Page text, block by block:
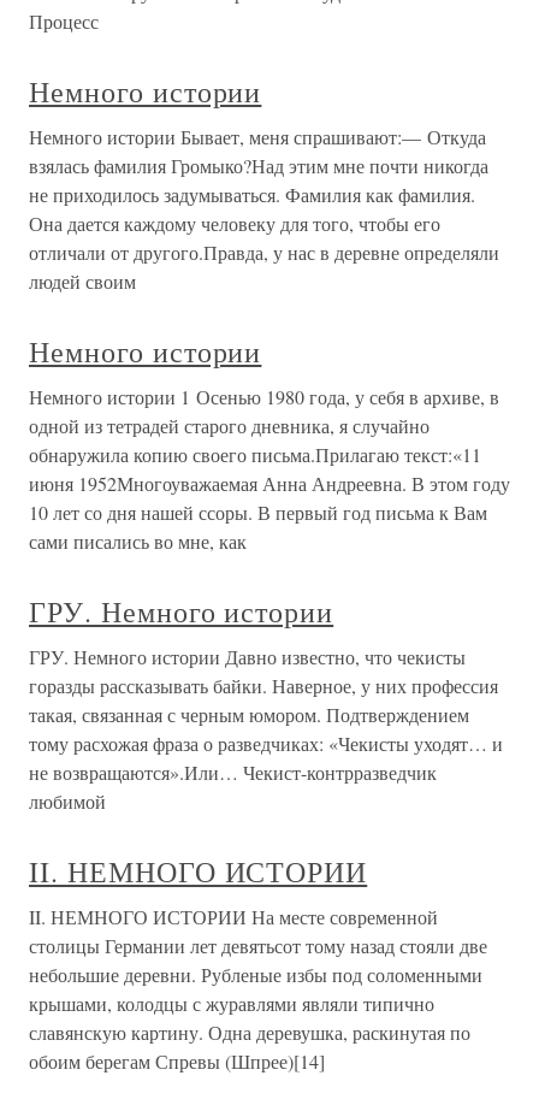
Процесс
Немного истории
Немного истории Бывает, меня спрашивают:— Откуда
взялась фамилия Громыко?Над этим мне почти никогда
не приходилось задумываться. Фамилия как фамилия.
Она дается каждому человеку для того, чтобы его
отличали от другого.Правда, у нас в деревне определяли
людей своим
Немного истории
Немного истории 1 Осенью 1980 года, у себя в архиве, в
одной из тетрадей старого дневника, я случайно
обнаружила копию своего письма.Прилагаю текст:«11
июня 1952Многоуважаемая Анна Андреевна. В этом году
10 лет со дня нашей ссоры. В первый год письма к Вам
сами писались во мне, как
ГРУ. Немного истории
ГРУ. Немного истории Давно известно, что чекисты
горазды рассказывать байки. Наверное, у них профессия
такая, связанная с черным юмором. Подтверждением
тому расхожая фраза о разведчиках: «Чекисты уходят… и
не возвращаются».Или… Чекист-контрразведчик
любимой
II. НЕМНОГО ИСТОРИИ
II. НЕМНОГО ИСТОРИИ На месте современной
столицы Германии лет девятьсот тому назад стояли две
небольшие деревни. Рубленые избы под соломенными
крышами, колодцы с журавлями являли типично
славянскую картину. Одна деревушка, раскинутая по
обоим берегам Спревы (Шпрее)[14]